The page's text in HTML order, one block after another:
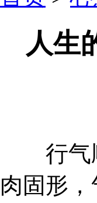
人生
行气顺
肉固形